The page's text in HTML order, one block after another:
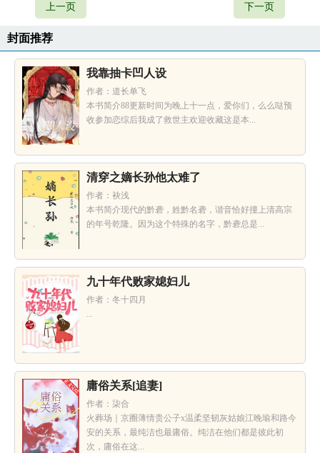
上一页 下一页
封面推荐
我靠抽卡凹人设
作者：道长单飞
本书简介88更新时间为晚上十一点，爱你们，么么哒预
收参加恋综后我成了救世主欢迎收藏这是本...
清穿之嫡长孙他太难了
作者：袂浅
本书简介现代的黔砻，姓黔名砻，谐音恰好撞上清高宗
的年号乾隆。因为这个特殊的名字，黔砻总是...
九十年代败家媳妇儿
作者：冬十四月
...
庸俗关系[追妻]
作者：柒合
火葬场｜京圈薄情贵公子x温柔坚韧灰姑娘江晚瑜和路今
安的关系，最纯洁也最庸俗。纯洁在他们都是彼此初
次，庸俗在这...